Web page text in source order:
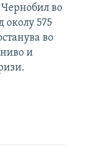
во
околу 575
во
и